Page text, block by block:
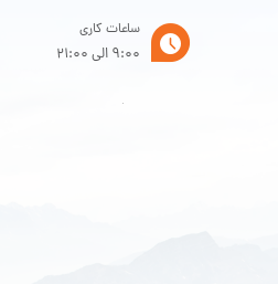
ساعات کاری
9:00 الی 21:00